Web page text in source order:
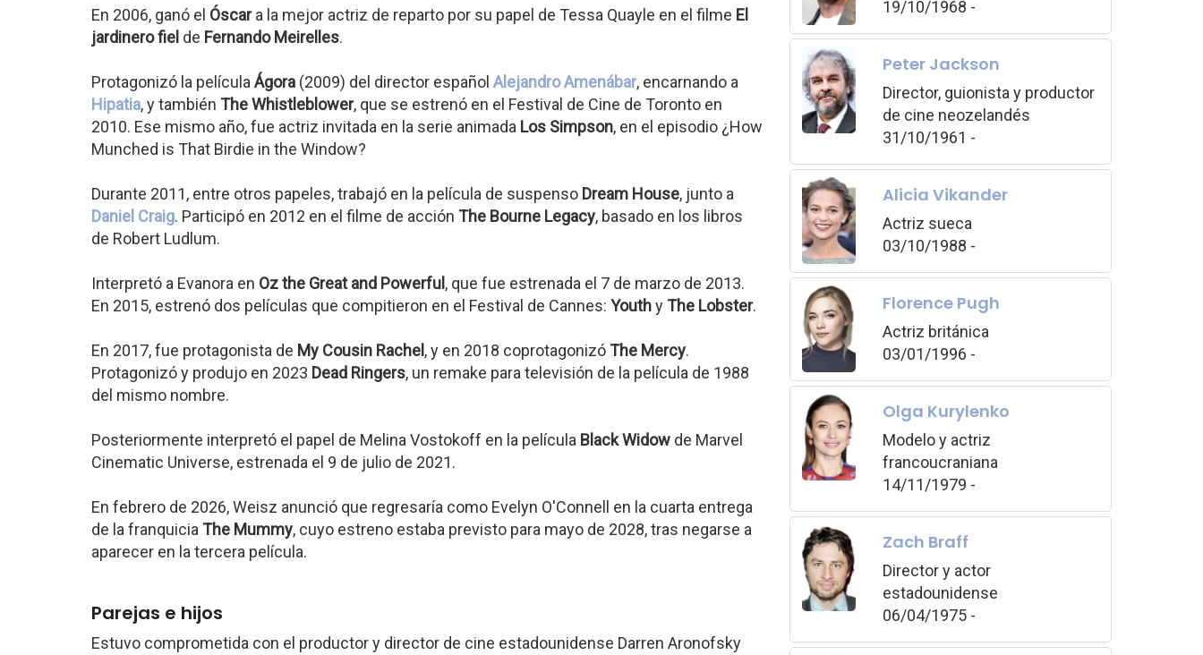
En 2006, ganó el Óscara la mejor actriz de reparto por su papel de Tessa Quayle en el filme El
jardinero fiel de Fernando Meirelles.
Protagonizó la película Ágora (2009) del director español Alejandro Amenábar, encarnando a
Hipatia, y también The Whistleblower, que se estrenó en el Festival de Cine de Toronto en
2010. Ese mismo año, fue actriz invitada en la serie animada Los Simpson, en el episodio ¿How
Munched is That Birdie in the Window?
Durante 2011, entre otros papeles, trabajó en la película de suspenso Dream House, junto a
Daniel Craig. Participó en 2012 en el filme de acción The Bourne Legacy, basado en los libros
de Robert Ludlum.
Interpretó a Evanora en Oz the Great and Powerful , que fue estrenada el 7 de marzo de 2013.
En 2015, estrenó dos películas que compitieron en el Festival de Cannes: Youthy The Lobster.
En 2017, fue protagonista de My Cousin Rachel , y en 2018 coprotagonizó The Mercy.
Protagonizó y produjo en 2023 Dead Ringers, un remake para televisión de la película de 1988
del mismo nombre.
Posteriormente interpretó el papel de Melina Vostokoff en la película Black Widow de Marvel
Cinematic Universe, estrenada el 9 de julio de 2021.
En febrero de 2026, Weisz anunció que regresaría como Evelyn O'Connell en la cuarta entrega
de la franquicia The Mummy, cuyo estreno estaba previsto para mayo de 2028, tras negarse a
aparecer en la tercera película.
Parejas e hijos
Estuvo comprometida con el productor y director de cine estadounidense Darren Aronofsky
19/10/1968 -
Peter Jackson
Director, guionista y productor
de cine neozelandés
31/10/1961 -
Alicia Vikander
Actriz sueca
03/10/1988 -
Florence Pugh
Actriz británica
03/01/1996 -
Olga Kurylenko
Modelo y actriz
francoucraniana
14/11/1979 -
Zach Braff
Director y actor
estadounidense
06/04/1975 -